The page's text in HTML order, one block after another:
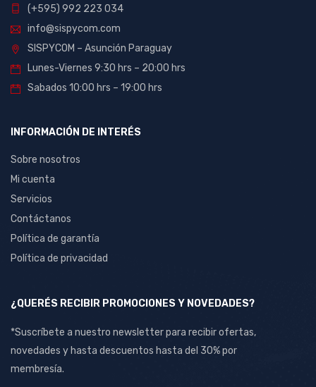
(+595) 992 223 034
info@sispycom.com
SISPYCOM – Asunción Paraguay
Lunes-Viernes 9:30 hrs – 20:00 hrs
Sabados 10:00 hrs – 19:00 hrs
INFORMACIÓN DE INTERÉS
Sobre nosotros
Mi cuenta
Servicios
Contáctanos
Política de garantía
Política de privacidad
¿QUERÉS RECIBIR PROMOCIONES Y NOVEDADES?
*Suscríbete a nuestro newsletter para recibir ofertas,
novedades y hasta descuentos hasta del 30% por
membresía.